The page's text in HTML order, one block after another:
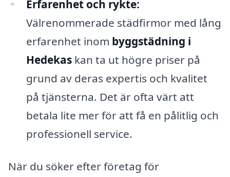
Erfarenhet och rykte:
Välrenommerade städfirmor med lång
erfarenhet inom byggstädning i
Hedekaskan ta ut högre priser på
grund av deras expertis och kvalitet
på tjänsterna. Det är ofta värt att
betala lite mer för att få en pålitlig och
professionell service.
När du söker efter företag för